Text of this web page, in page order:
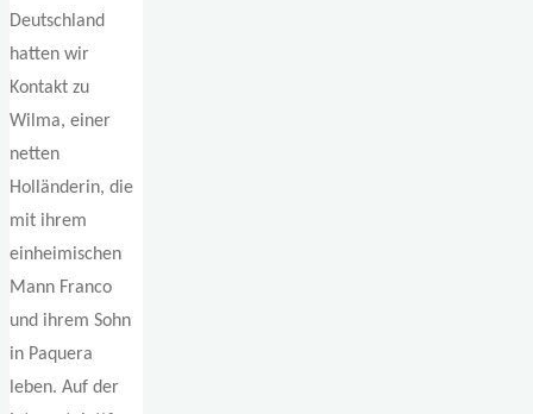
Deutschland
hatten wir
Kontakt zu
Wilma, einer
netten
Holländerin, die
mit ihrem
einheimischen
Mann Franco
und ihrem Sohn
in Paquera
leben. Auf der